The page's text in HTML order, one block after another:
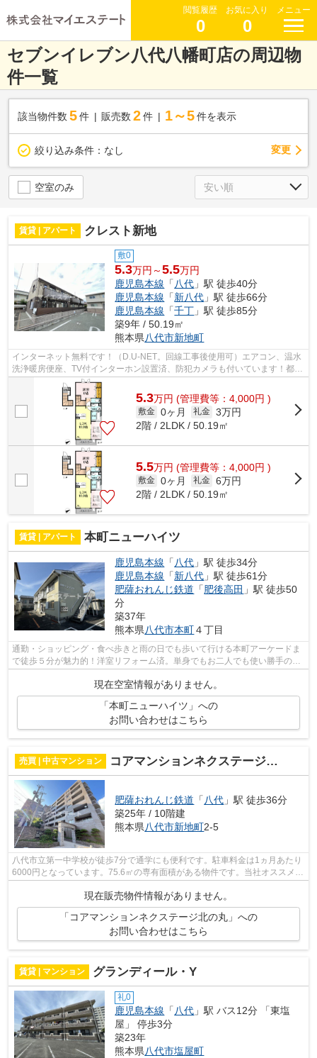
閲覧履歴
0
お気に入り
0
メニュー
セブンイレブン八代八幡町店の周辺物
件一覧
該当物件数 5件 販売数 2 件 1～5 件を表示
絞り込み条件： なし 変更
空室のみ
賃貸 | アパート クレスト新地
敷0
5.3万円～5.5万円
鹿児島本線 「 八代 」駅 徒歩40分
鹿児島本線 「新八代 」駅 徒歩66分
鹿児島本線 「千丁 」駅 徒歩85分
築9年 / 50.19㎡
熊本県八代市新地町
インターネット無料です！（D.U-NET。回線工事後使用可）エアコン、温水
洗浄暖房便座、TV付インターホン設置済、防犯カメラも付いています！都市
ガス物件であり、単身者やカップルにオ...
5.3万円 (管理費等：4,000円 )
敷金 0ヶ月 礼金 3万円
2階 / 2LDK / 50.19㎡
5.5万円 (管理費等：4,000円 )
敷金 0ヶ月 礼金 6万円
2階 / 2LDK / 50.19㎡
賃貸 | アパート 本町ニューハイツ
鹿児島本線 「 八代 」駅 徒歩34分
鹿児島本線 「新八代 」駅 徒歩61分
肥薩おれんじ鉄道 「肥後高田 」駅 徒歩50
分
築37年
熊本県八代市本町４丁目
通勤・ショッピング・食べ歩きと雨の日でも歩いて行ける本町アーケードま
で徒歩５分が魅力的！洋室リフォーム済。単身でもお二人でも使い勝手の良
現在空室情報がありません。
「本町ニューハイツ」への
お問い合わせはこちら
売買 | 中古マンション コアマンションネクステージ北の丸
肥薩おれんじ鉄道 「 八代 」駅 徒歩36分
築25年 / 10階建
熊本県八代市新地町2-5
八代市立第一中学校が徒歩7分で通学にも便利です。駐車料金は1ヵ月あたり
6000円となっています。75.6㎡の専有面積がある物件です。当社オススメの
不動産情報をお求めになるなら、お電...
現在販売物件情報がありません。
「コアマンションネクステージ北の丸」への
お問い合わせはこちら
賃貸 | マンション グランディール・Y
礼0
鹿児島本線 「八代 」駅 バス12分 「東塩
屋」 停歩3分
築23年
熊本県八代市塩屋町